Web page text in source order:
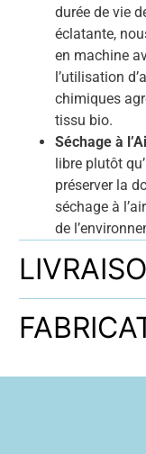
durée de vie
éclatante,
en machine
l’utilisation
chimiques
tissu bio.
Séchage à
libre plutôt
préserver la
séchage à
de